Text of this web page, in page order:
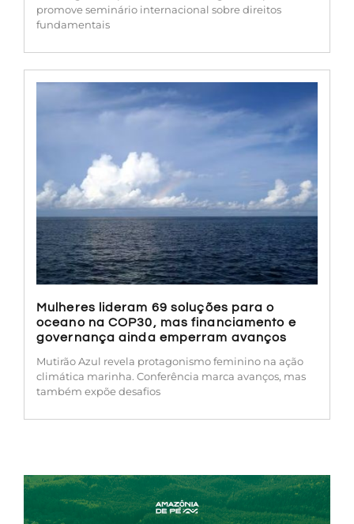
promove seminário internacional sobre direitos
fundamentais
Mulheres lideram 69 soluções para o
oceano na COP30, mas financiamento e
governança ainda emperram avanços
Mutirão Azul revela protagonismo feminino na ação
climática marinha. Conferência marca avanços, mas
também expõe desafios